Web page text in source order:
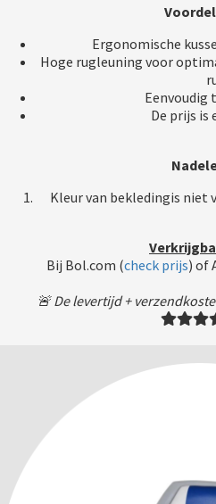
Ergonomische
Hoge rugleuning voor
Eenvoudig
De prijs is
Kleur van bekledingis niet
Bij Bol.com (check prijs) of
🚨 De levertijd +